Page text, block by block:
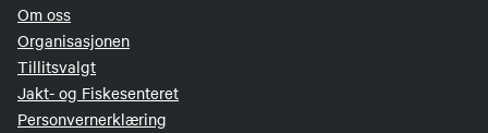
Om oss
Organisasjonen
Tillitsvalgt
Jakt- og Fiskesenteret
Personvernerklæring